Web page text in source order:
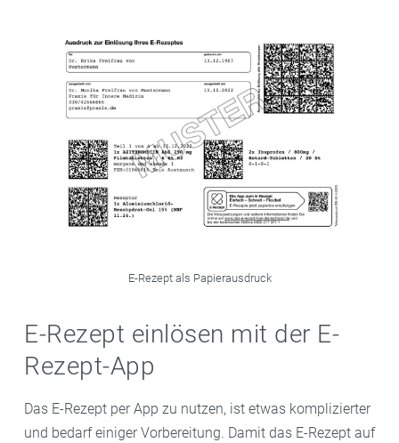
E-Rezept als Papierausdruck
E-Rezept einlösen mit der E-
Rezept-App
Das E-Rezept per App zu nutzen, ist etwas komplizierter
und bedarf einiger Vorbereitung. Damit das E-Rezept auf